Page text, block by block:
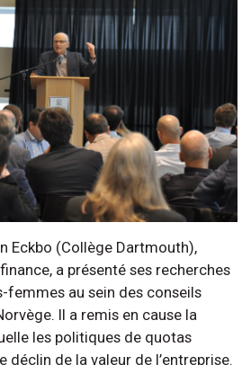
Eckbo (Collège Dartmouth),
a présenté ses recherches
femmes au sein des conseils
Il a remis en cause la
les politiques de quotas
déclin de la valeur de l’entreprise.